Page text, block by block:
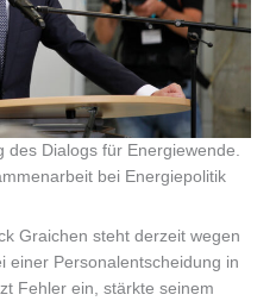
des Dialogs für Energiewende.
bei Energiepolitik
Graichen steht derzeit wegen
einer Personalentscheidung in
Fehler ein, stärkte seinem